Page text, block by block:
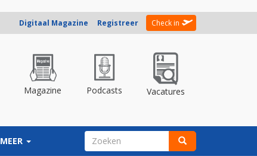
Digitaal Magazine Registreer Check in
Magazine Podcasts Vacatures
MEER ZOEKVELD